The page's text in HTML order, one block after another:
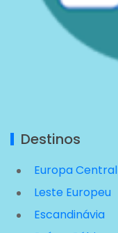
Destinos
Europa Central
Leste Europeu
Escandinávia